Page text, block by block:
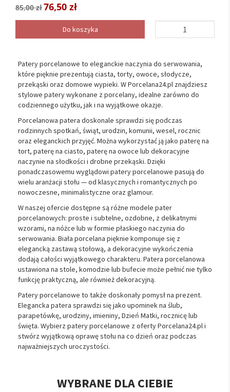
85,00 zł76,50 zł
Do koszyka
Patery porcelanowe to eleganckie naczynia do serwowania,
które pięknie prezentują ciasta, torty, owoce, słodycze,
przekąski oraz domowe wypieki. W Porcelana24.pl znajdziesz
stylowe patery wykonane z porcelany, idealne zarówno do
codziennego użytku, jak i na wyjątkowe okazje.
Porcelanowa patera doskonale sprawdzi się podczas
rodzinnych spotkań, świąt, urodzin, komunii, wesel, rocznic
oraz eleganckich przyjęć. Można wykorzystać ją jako paterę na
tort, paterę na ciasto, paterę na owoce lub dekoracyjne
naczynie na słodkości i drobne przekąski. Dzięki
ponadczasowemu wyglądowi patery porcelanowe pasują do
wielu aranżacji stołu — od klasycznych i romantycznych po
nowoczesne, minimalistyczne oraz glamour.
W naszej ofercie dostępne są różne modele pater
porcelanowych: proste i subtelne, ozdobne, z delikatnymi
wzorami, na nóżce lub w formie płaskiego naczynia do
serwowania. Biała porcelana pięknie komponuje się z
elegancką zastawą stołową, a dekoracyjne wykończenia
dodają całości wyjątkowego charakteru. Patera porcelanowa
ustawiona na stole, komodzie lub bufecie może pełnić nie tylko
funkcję praktyczną, ale również dekoracyjną.
Patery porcelanowe to także doskonały pomysł na prezent.
Elegancka patera sprawdzi się jako upominek na ślub,
parapetówkę, urodziny, imieniny, Dzień Matki, rocznicę lub
święta. Wybierz patery porcelanowe z oferty Porcelana24.pl i
stwórz wyjątkową oprawę stołu na co dzień oraz podczas
najważniejszych uroczystości.
WYBRANE DLA CIEBIE